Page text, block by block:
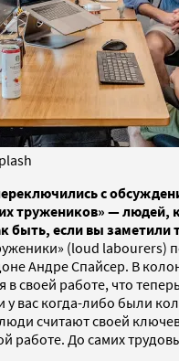
с
тружеников» — людей,
быть, если вы заметили
(loud labourers)
Андре Спайсер. В
в своей работе, что
вас когда-либо были
считают своей
работе. До самих